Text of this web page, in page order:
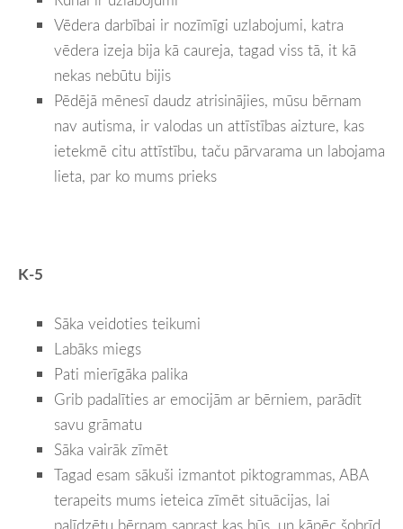
Vēdera darbībai ir nozīmīgi uzlabojumi, katra
vēdera izeja bija kā caureja, tagad viss tā, it kā
nekas nebūtu bijis
Pēdējā mēnesī daudz atrisinājies, mūsu bērnam
nav autisma, ir valodas un attīstības aizture, kas
ietekmē citu attīstību, taču pārvarama un labojama
lieta, par ko mums prieks
K-5
Sāka veidoties teikumi
Labāks miegs
Pati mierīgāka palika
Grib padalīties ar emocijām ar bērniem, parādīt
savu grāmatu
Sāka vairāk zīmēt
Tagad esam sākuši izmantot piktogrammas, ABA
terapeits mums ieteica zīmēt situācijas, lai